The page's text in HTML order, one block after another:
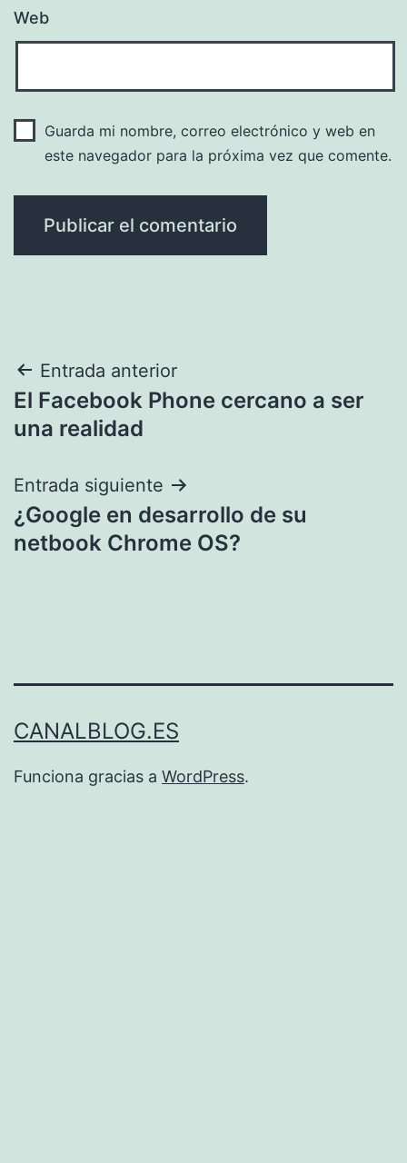
Web
Guarda mi nombre, correo electrónico y web en
este navegador para la próxima vez que comente.
Navegación
de
Entrada anterior
El Facebook Phone cercano a ser
una realidad
Entrada siguiente
¿Google en desarrollo de su
netbook Chrome OS?
CANALBLOG.ES
Funciona gracias a WordPress.